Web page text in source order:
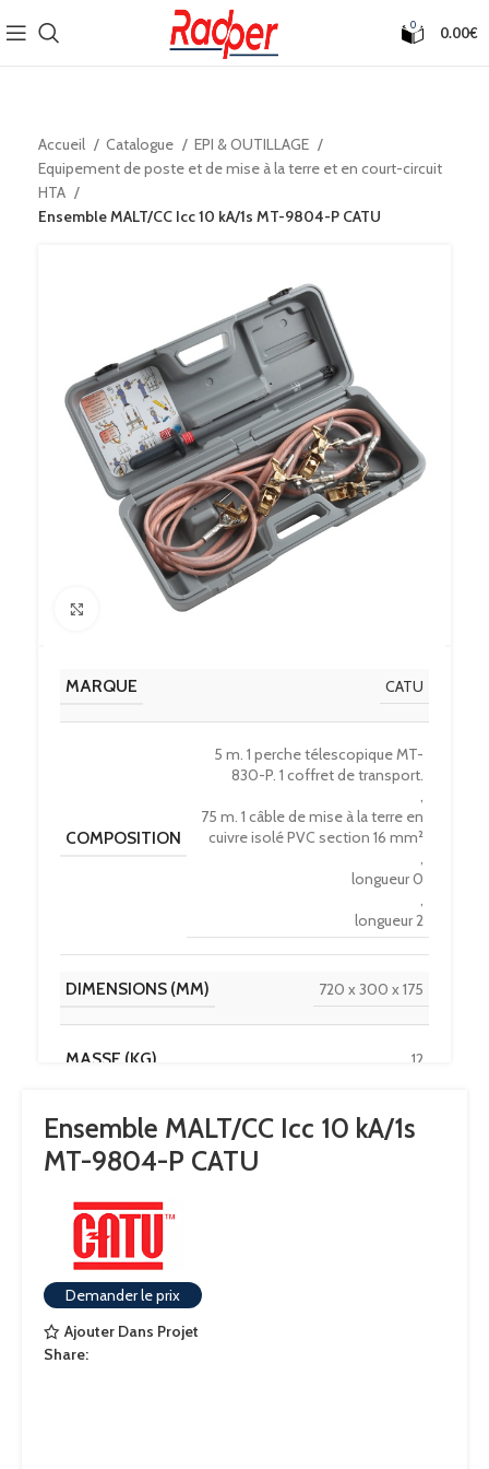
0 0.00€
Accueil Catalogue
EPI & OUTILLAGE
Equipement de poste et de mise à la terre et en court-circuit
HTA
Ensemble MALT/CC Icc 10 kA/1s MT-9804-P CATU
Click to enlarge
MARQUE CATU
COMPOSITION
5 m. 1 perche télescopique MT-
830-P. 1 coffret de transport.
,
75 m. 1 câble de mise à la terre en
cuivre isolé PVC section 16 mm²
,
longueur 0
,
longueur 2
DIMENSIONS (MM) 720 x 300 x 175
MASSE (KG) 12
Ensemble MALT/CC Icc 10 kA/1s
MT-9804-P CATU
Demander le prix
Ajouter Dans Projet
Share: